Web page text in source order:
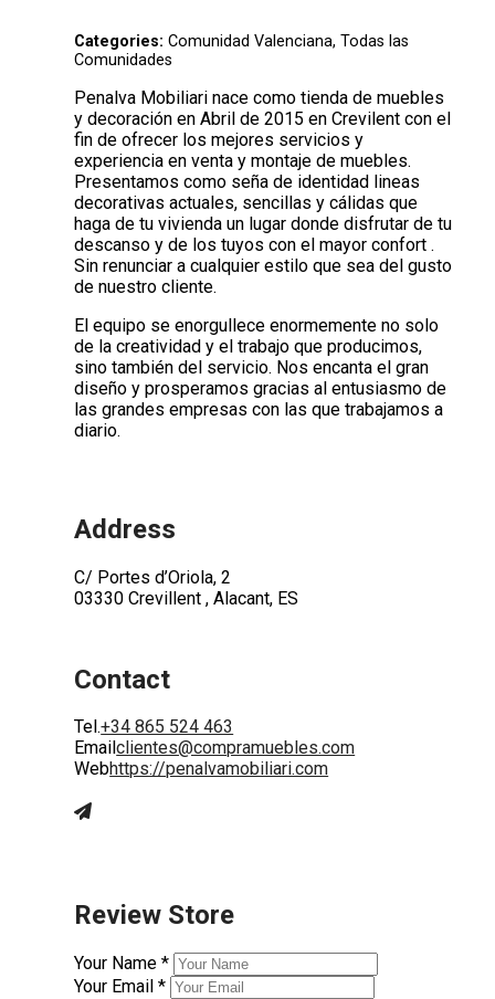
Categories:Comunidad Valenciana, Todas las
Comunidades
Penalva Mobiliari nace como tienda de muebles
y decoración en Abril de 2015 en Crevilent con el
fin de ofrecer los mejores servicios y
experiencia en venta y montaje de muebles.
Presentamos como seña de identidad lineas
decorativas actuales, sencillas y cálidas que
haga de tu vivienda un lugar donde disfrutar de tu
descanso y de los tuyos con el mayor confort .
Sin renunciar a cualquier estilo que sea del gusto
de nuestro cliente.
El equipo se enorgullece enormemente no solo
de la creatividad y el trabajo que producimos,
sino también del servicio. Nos encanta el gran
diseño y prosperamos gracias al entusiasmo de
las grandes empresas con las que trabajamos a
diario.
Address
C/ Portes d’Oriola, 2
03330 Crevillent , Alacant, ES
Contact
Tel.+34 865 524 463
Emailclientes@compramuebles.com
Webhttps://penalvamobiliari.com
Review Store
Your Name *
Your Email *